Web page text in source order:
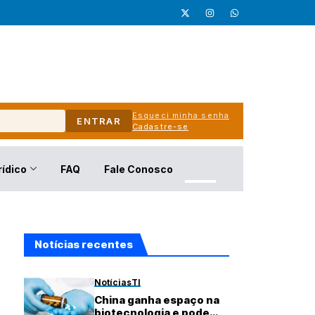
ENTRAR
Esqueci minha senha
Cadastre-se
FAQ Fale Conosco
Notícias recentes
NotíciasTI
China ganha espaço na